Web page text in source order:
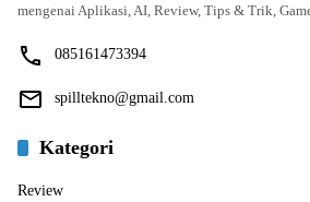
mengenai Aplikasi, AI, Review, Tips & Trik,
085161473394
spilltekno@gmail.com
Kategori
Review